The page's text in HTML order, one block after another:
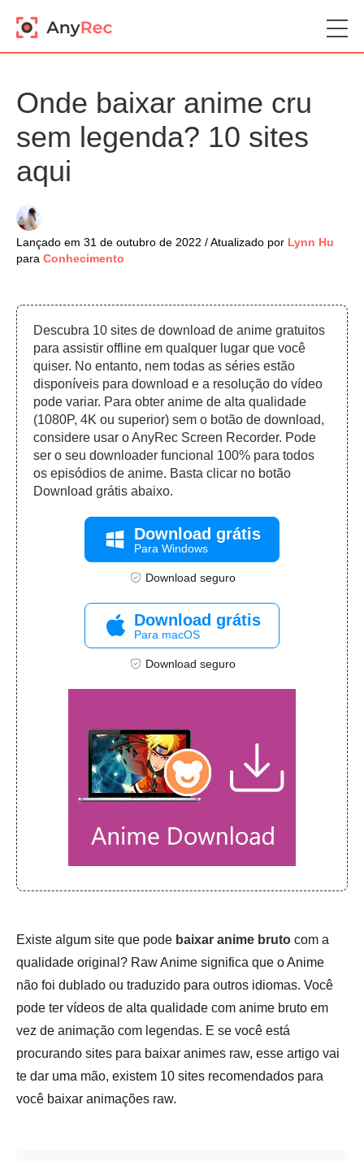
Onde baixar anime cru
sem legenda? 10 sites
aqui
Lançado em 31 de outubro de 2022 / Atualizado por Lynn Hu
para Conhecimento
Descubra 10 sites de download de anime gratuitos
para assistir offline em qualquer lugar que você
quiser. No entanto, nem todas as séries estão
disponíveis para download e a resolução do vídeo
pode variar. Para obter anime de alta qualidade
(1080P, 4K ou superior) sem o botão de download,
considere usar o AnyRec Screen Recorder. Pode
ser o seu downloader funcional 100% para todos
os episódios de anime. Basta clicar no botão
Download grátis abaixo.
Download grátis
Para Windows
Download seguro
Download grátis
Para macOS
Download seguro
Existe algum site que pode baixar anime bruto com a
qualidade original? Raw Anime significa que o Anime
não foi dublado ou traduzido para outros idiomas. Você
pode ter vídeos de alta qualidade com anime bruto em
vez de animação com legendas. E se você está
procurando sites para baixar animes raw, esse artigo vai
te dar uma mão, existem 10 sites recomendados para
você baixar animações raw.